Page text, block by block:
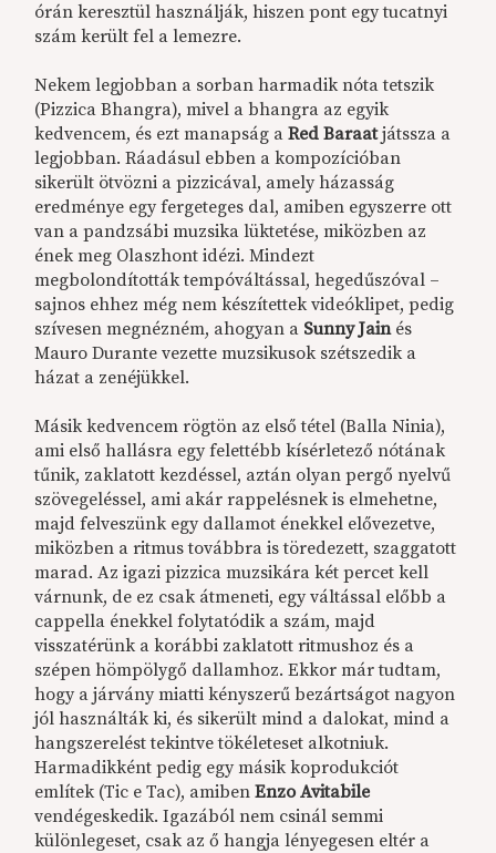
órán keresztül használják, hiszen pont egy tucatnyi
szám került fel a lemezre.
Nekem legjobban a sorban harmadik nóta tetszik
(Pizzica Bhangra), mivel a bhangra az egyik
kedvencem, és ezt manapság aRed Baraatjátssza a
legjobban. Ráadásul ebben a kompozícióban
sikerült ötvözni a pizzicával, amely házasság
eredménye egy fergeteges dal, amiben egyszerre ott
van a pandzsábi muzsika lüktetése, miközben az
ének meg Olaszhont idézi. Mindezt
megbolondították tempóváltással, hegedűszóval –
sajnos ehhez még nem készítettek videóklipet, pedig
szívesen megnézném, ahogyan a Sunny Jainés
Mauro Durante vezette muzsikusok szétszedik a
házat a zenéjükkel.
Másik kedvencem rögtön az első tétel (Balla Ninia),
ami első hallásra egy felettébb kísérletező nótának
tűnik, zaklatott kezdéssel, aztán olyan pergő nyelvű
szövegeléssel, ami akár rappelésnek is elmehetne,
majd felveszünk egy dallamot énekkel elővezetve,
miközben a ritmus továbbra is töredezett, szaggatott
marad. Az igazi pizzica muzsikára két percet kell
várnunk, de ez csak átmeneti, egy váltással előbb a
cappella énekkel folytatódik a szám, majd
visszatérünk a korábbi zaklatott ritmushoz és a
szépen hömpölygő dallamhoz. Ekkor már tudtam,
hogy a járvány miatti kényszerű bezártságot nagyon
jól használták ki, és sikerült mind a dalokat, mind a
hangszerelést tekintve tökéleteset alkotniuk.
Harmadikként pedig egy másik koprodukciót
említek (Tic e Tac), amibenEnzo Avitabile
vendégeskedik. Igazából nem csinál semmi
különlegeset, csak az ő hangja lényegesen eltér a